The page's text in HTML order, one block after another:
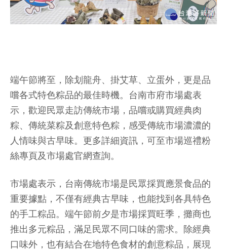
端午節將至，除划龍舟、掛艾草、立蛋外，更是品
嚐各式特色粽品的最佳時機。台南市府市場處表
示，歡迎民眾走訪傳統市場，品嚐或購買經典肉
粽、傳統菜粽及創意特色粽，感受傳統市場濃濃的
人情味與古早味。更多詳細資訊，可至市場巡禮粉
絲專頁及市場處官網查詢。
市場處表示，台南傳統市場是民眾採買應景食品的
重要據點，不僅有經典古早味，也能找到各具特色
的手工粽品。端午節前夕是市場採買旺季，攤商也
推出多元粽品，滿足民眾不同口味的需求。除經典
口味外，也有結合在地特色食材的創意粽品，展現